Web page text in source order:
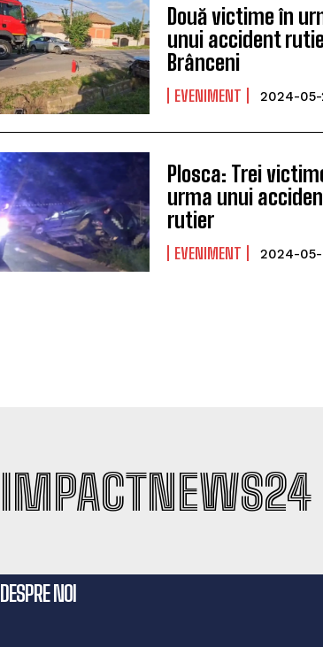
Două victime în
unui accident
Brânceni
EVENIMENT 2024-05-
Plosca: Trei
urma unui
rutier
EVENIMENT 2024-
IMPACTNEWS24
DESPRE NOI